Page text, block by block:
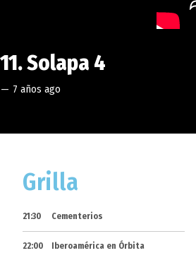
11. Solapa 4
— 7 años ago
Grilla
21:30 Cementerios
22:00 Iberoamérica en Órbita